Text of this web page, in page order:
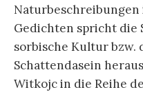
Naturbeschreibungen
Gedichten spricht die
sorbische Kultur bzw.
Schattendasein
Witkojc in die Reihe